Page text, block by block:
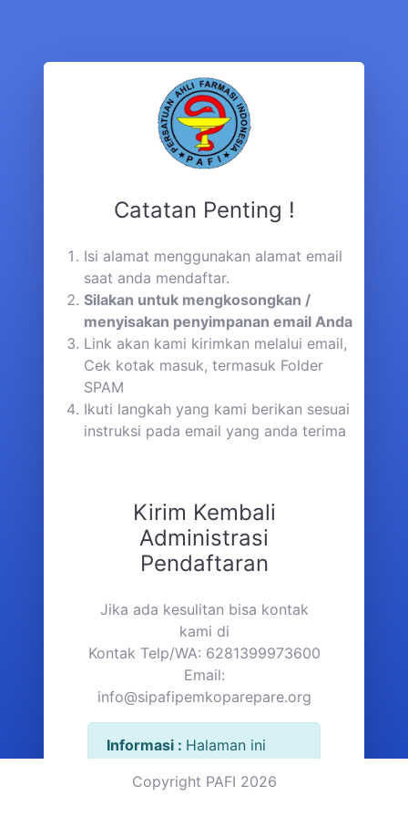
Catatan Penting !
Isi alamat menggunakan alamat email
saat anda mendaftar.
Silakan untuk mengkosongkan /
menyisakan penyimpanan email Anda
Link akan kami kirimkan melalui email,
Cek kotak masuk, termasuk Folder
SPAM
Ikuti langkah yang kami berikan sesuai
instruksi pada email yang anda terima
Kirim Kembali
Administrasi
Pendaftaran
Jika ada kesulitan bisa kontak
kami di
Kontak Telp/WA: 6281399973600
Email:
info@sipafipemkoparepare.org
Informasi : Halaman ini
anggota baru pada saat
Copyright PAFI 2026